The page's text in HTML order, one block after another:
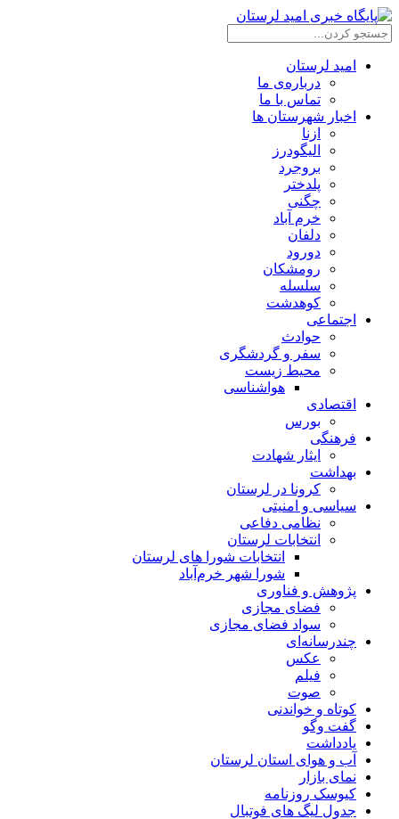
امید لرستان
درباره‌ی ما
تماس با ما
اخبار شهرستان ها
ازنا
الیگودرز
بروجرد
پلدختر
چگنی
خرم آباد
دلفان
دورود
رومشکان
سلسله
کوهدشت
اجتماعی
حوادث
سفر و گردشگری
محیط زیست
هواشناسی
اقتصادی
بورس
فرهنگی
ایثار شهادت
بهداشت
کرونا در لرستان
سیاسی و امنیتی
نظامی دفاعی
انتخابات لرستان
انتخابات شورا های لرستان
شورا شهر خرم‌آباد
پژوهش و فناوری
فضای مجازی
سواد فضای مجازی
چندرسانه‌ای
عكس
فیلم
صوت
کوتاه و خواندنی
گفت وگو
یادداشت
آب و هوای استان لرستان
نمای بازار
کیوسک روزنامه
جدول لیگ های فوتبال